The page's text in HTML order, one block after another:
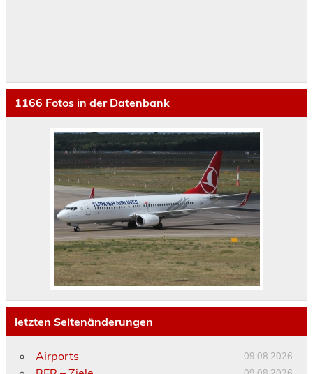
1166 Fotos in der Datenbank
letzten Seitenänderungen
Airports 09.08.2026